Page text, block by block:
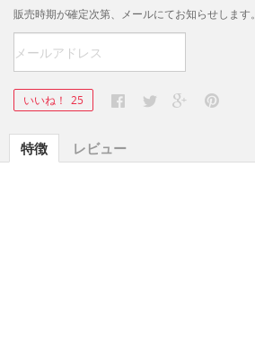
販売時期が確定次第、メールにてお知らせします。
いいね！ 25
特徴 レビュー